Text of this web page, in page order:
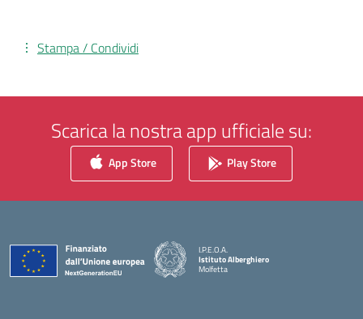
Stampa / Condividi
Scarica la nostra app ufficiale su:
App Store Play Store
I.P.E.O.A.
Istituto Alberghiero
Molfetta